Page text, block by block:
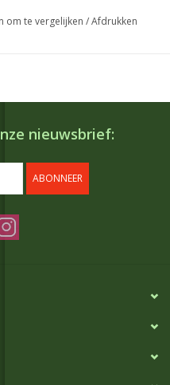
om te vergelijken /Afdrukken
nieuwsbrief:
ABONNEER